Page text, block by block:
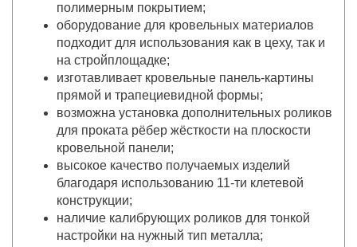
полимерным покрытием;
оборудование для кровельных материалов
подходит для использования как в цеху, так и
на стройплощадке;
изготавливает кровельные панель-картины
прямой и трапециевидной формы;
возможна установка дополнительных роликов
для проката рёбер жёсткости на плоскости
кровельной панели;
высокое качество получаемых изделий
благодаря использованию 11-ти клетевой
конструкции;
наличие калибрующих роликов для тонкой
настройки на нужный тип металла;